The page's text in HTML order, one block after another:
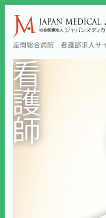
座間総合病院 看護部求人サ
看
護
師
看
護
師
看
護
師
救
急
救